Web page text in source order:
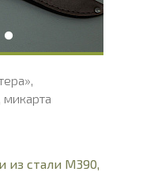
62 - 64 HRC
микарта
из стали М390,